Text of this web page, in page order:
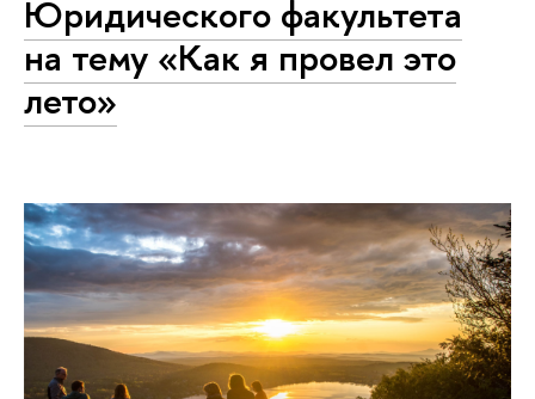
Юридического факультета
на тему «Как я провел это
лето»